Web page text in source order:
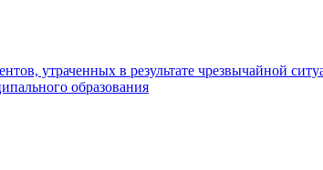
утраченных в результате чрезвычайной
образования